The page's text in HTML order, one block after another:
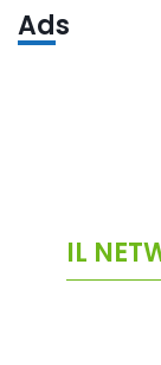
Ads
IL